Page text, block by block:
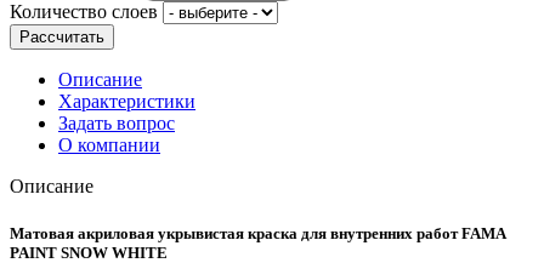
Количество слоев
Рассчитать
Описание
Характеристики
Задать вопрос
О компании
Описание
Матовая акриловая укрывистая краска для внутренних работ FAMA
PAINT SNOW WHITE